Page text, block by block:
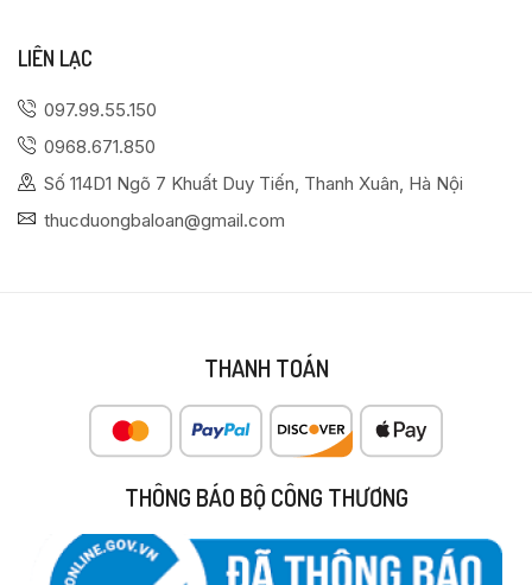
LIÊN LẠC
097.99.55.150
0968.671.850
Số 114D1 Ngõ 7 Khuất Duy Tiến, Thanh Xuân, Hà Nội
thucduongbaloan@gmail.com
THANH TOÁN
THÔNG BÁO BỘ CÔNG THƯƠNG